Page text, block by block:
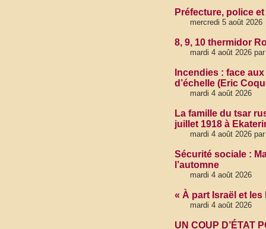
Préfecture, police
mercredi 5 août 2026
8, 9, 10 thermidor
mardi 4 août 2026
Incendies : face
d’échelle (Eric
mardi 4 août 2026
La famille du tsar
juillet 1918 à
mardi 4 août 2026
Sécurité sociale :
l’automne
mardi 4 août 2026
« À part Israël et
mardi 4 août 2026
UN COUP D’ÉTAT